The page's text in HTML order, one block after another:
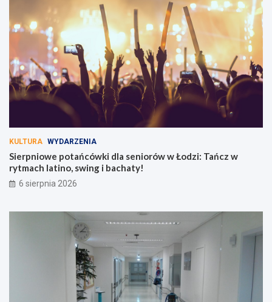
KULTURA WYDARZENIA
Sierpniowe potańcówki dla seniorów w Łodzi: Tańcz w
rytmach latino, swing i bachaty!
6 sierpnia 2026